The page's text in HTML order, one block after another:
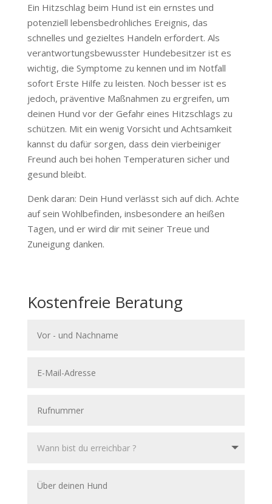
Ein Hitzschlag beim Hund ist ein ernstes und
potenziell lebensbedrohliches Ereignis, das
schnelles und gezieltes Handeln erfordert. Als
verantwortungsbewusster Hundebesitzer ist es
wichtig, die Symptome zu kennen und im Notfall
sofort Erste Hilfe zu leisten. Noch besser ist es
jedoch, präventive Maßnahmen zu ergreifen, um
deinen Hund vor der Gefahr eines Hitzschlags zu
schützen. Mit ein wenig Vorsicht und Achtsamkeit
kannst du dafür sorgen, dass dein vierbeiniger
Freund auch bei hohen Temperaturen sicher und
gesund bleibt.
Denk daran: Dein Hund verlässt sich auf dich. Achte
auf sein Wohlbefinden, insbesondere an heißen
Tagen, und er wird dir mit seiner Treue und
Zuneigung danken.
Kostenfreie Beratung